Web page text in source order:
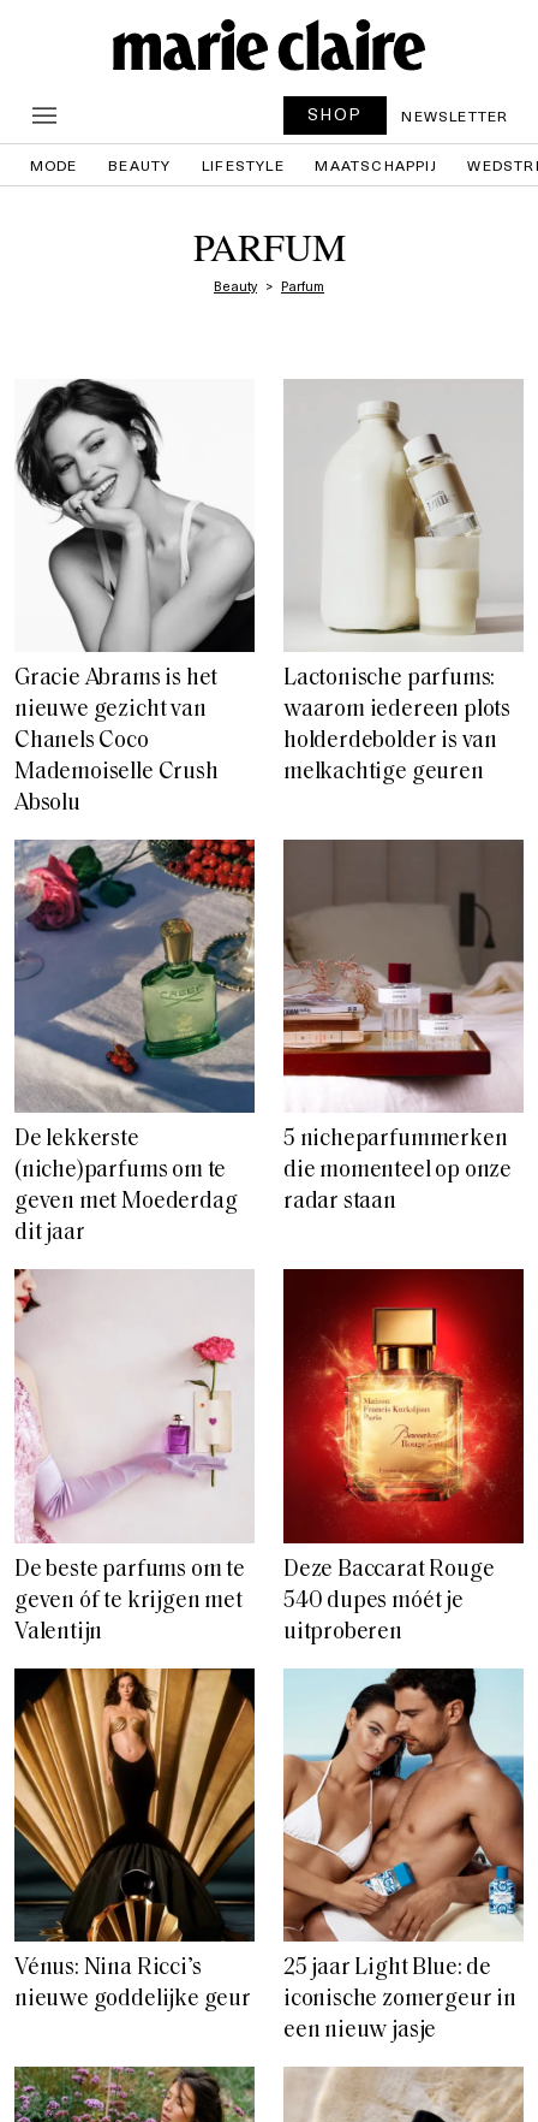
SHOP NEWSLETTER
MODE BEAUTY LIFESTYLE MAATSCHAPPIJ
PARFUM
Beauty Parfum
Gracie Abrams is het
nieuwe gezicht van
Chanels Coco
Mademoiselle Crush
Absolu
Lactonische parfums:
waarom iedereen plots
holderdebolder is van
melkachtige geuren
De lekkerste
(niche)parfums om te
geven met Moederdag
dit jaar
5 nicheparfummerken
die momenteel op onze
radar staan
De beste parfums om te
geven óf te krijgen met
Valentijn
Deze Baccarat Rouge
540 dupes móét je
uitproberen
Vénus: Nina Ricci’s
nieuwe goddelijke geur
25 jaar Light Blue: de
iconische zomergeur in
een nieuw jasje